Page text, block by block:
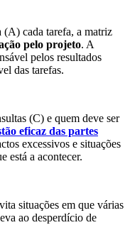
cada tarefa, a matriz
pelo projeto. A
pelos resultados
das tarefas.
(C) e quem deve ser
eficaz das partes
excessivos e situações
está a acontecer.
situações em que várias
ao desperdício de